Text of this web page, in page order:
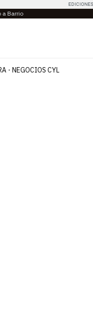
a Barrio
NEGOCIOS CYL